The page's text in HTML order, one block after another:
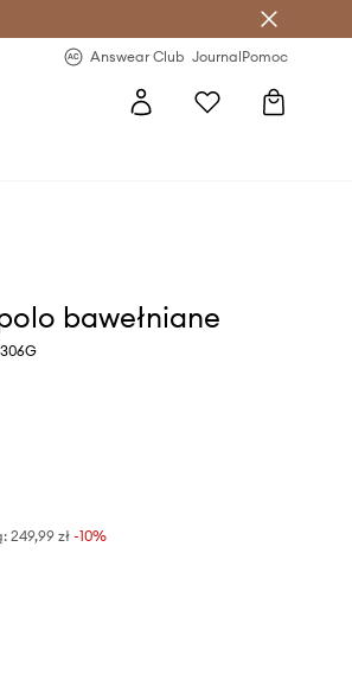
Answear Club JournalPomoc
bawełniane
249,99 zł -10%